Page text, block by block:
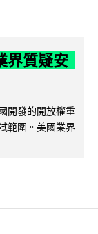
界質疑安
開發的開放權重
範圍。美國業界